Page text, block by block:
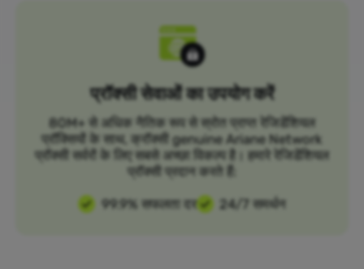
प्रॉक्सी सेवाओं का उपयोग करें
80M+ से अधिक नैतिक रूप से स्रोत प्राप्त रेजिडेंशियल
प्रॉक्सियों के साथ, क्रॉक्सी genuine Ariane Network
प्रॉक्सी सर्वरों के लिए सबसे अच्छा विकल्प है। हमारे रेजिडेंशियल
प्रॉक्सी प्रदान करते हैं:
99.9% सफलता दर
24/7 समर्थन